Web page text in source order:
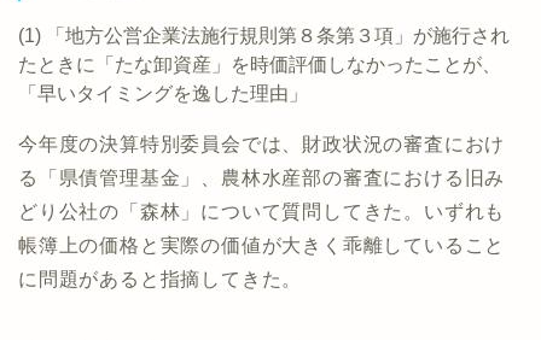
(1) 「地方公営企業法施行規則第８条第３項」が施行され
たときに「たな卸資産」を時価評価しなかったことが、
「早いタイミングを逸した理由」
今年度の決算特別委員会では、財政状況の審査におけ
る「県債管理基金」、農林水産部の審査における旧み
どり公社の「森林」について質問してきた。いずれも
帳簿上の価格と実際の価値が大きく乖離していること
に問題があると指摘してきた。